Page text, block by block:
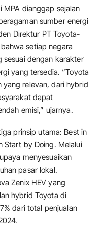
MPA dianggap sejalan
sumber energi
Direktur PT Toyota-
setiap negara
sesuai dengan karakter
yang tersedia. “Toyota
relevan, dari hybrid
dapat
emisi,” ujarnya.
prinsip utama: Best in
Start by Doing. Melalui
menyesuaikan
pasar lokal.
Zenix HEV yang
hybrid Toyota di
dari total penjualan